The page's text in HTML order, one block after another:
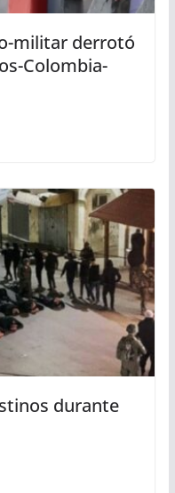
militar derrotó
Colombia-
durante